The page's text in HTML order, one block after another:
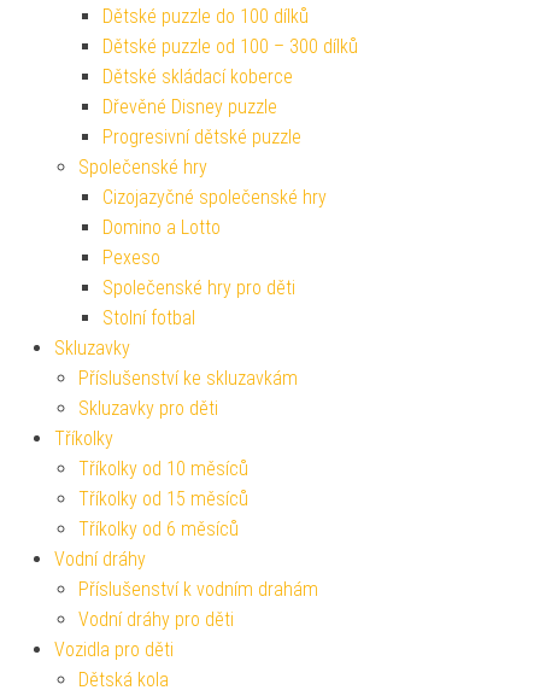
Dětské puzzle do 100 dílků
Dětské puzzle od 100 – 300 dílků
Dětské skládací koberce
Dřevěné Disney puzzle
Progresivní dětské puzzle
Společenské hry
Cizojazyčné společenské hry
Domino a Lotto
Pexeso
Společenské hry pro děti
Stolní fotbal
Skluzavky
Příslušenství ke skluzavkám
Skluzavky pro děti
Tříkolky
Tříkolky od 10 měsíců
Tříkolky od 15 měsíců
Tříkolky od 6 měsíců
Vodní dráhy
Příslušenství k vodním drahám
Vodní dráhy pro děti
Vozidla pro děti
Dětská kola